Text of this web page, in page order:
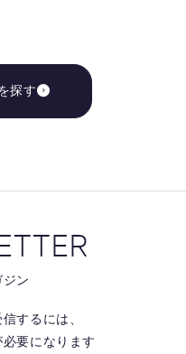
探す
ジン
するには、
要になります